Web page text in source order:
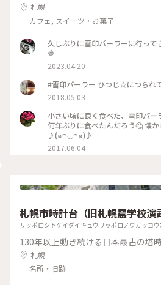
札幌
カフェ, スイーツ・お菓子
久しぶりに雪印パーラーに行って
🍓
2023.04.20
#雪印パーラー ひつじ☆に
2018.05.03
小さい頃に良く食べた、雪印パ
何年ぶりに食べたんだろう🤔 懐
♪(๑ᴖ◡ᴖ๑)♪
2017.06.04
札幌市時計台（旧札幌農学校演
サッポロシトケイダイキュウサッポロノウガッコ
130年以上動き続ける日本最古の塔
札幌
名所・旧跡